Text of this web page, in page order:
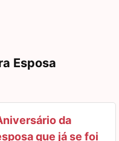
Esposa
da
que já se foi